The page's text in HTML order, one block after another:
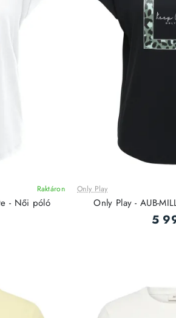
Raktáron
- Női póló
Only Play
Only Play - AUB-
5